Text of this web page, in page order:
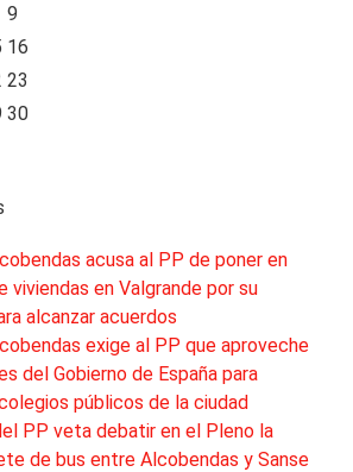
9
16
23
30
acusa al PP de poner en
viviendas en Valgrande por su
alcanzar acuerdos
exige al PP que aproveche
del Gobierno de España para
públicos de la ciudad
PP veta debatir en el Pleno la
de bus entre Alcobendas y Sanse